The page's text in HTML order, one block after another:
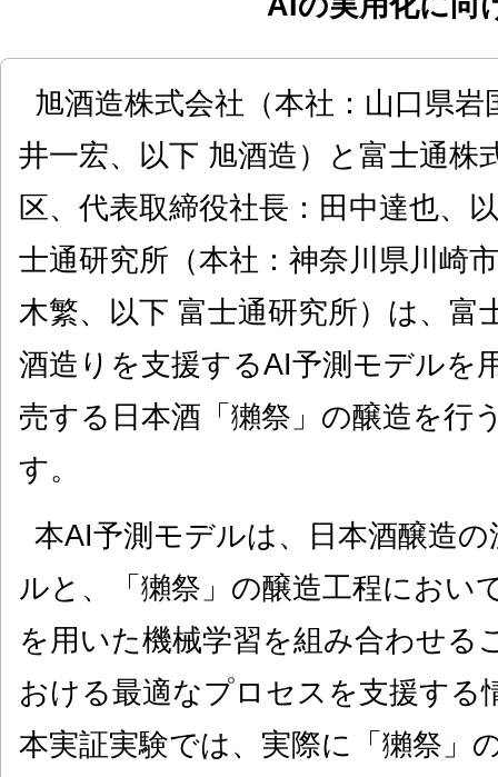
旭酒造株式会社（本社：山口県
井一宏、以下 旭酒造）と富士通株
区、代表取締役社長：田中達也、
士通研究所（本社：神奈川県川崎
木繁、以下 富士通研究所）は、富
酒造りを支援するAI予測モデルを
売する日本酒「獺祭」の醸造を行
す。
本AI予測モデルは、日本酒醸造
ルと、「獺祭」の醸造工程におい
を用いた機械学習を組み合わせる
おける最適なプロセスを支援する
本実証実験では、実際に「獺祭」